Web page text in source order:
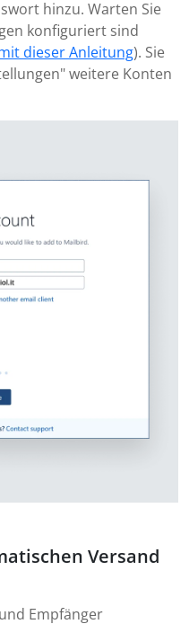
hinzu. Warten Sie
konfiguriert sind
dieser Anleitung). Sie
weitere Konten
Versand
Empfänger